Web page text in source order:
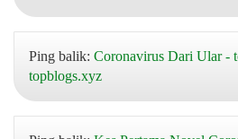
Ping balik: Coronavirus Dari Ular -
topblogs.xyz